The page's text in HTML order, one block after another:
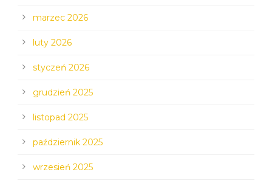
marzec 2026
luty 2026
styczeń 2026
grudzień 2025
listopad 2025
październik 2025
wrzesień 2025